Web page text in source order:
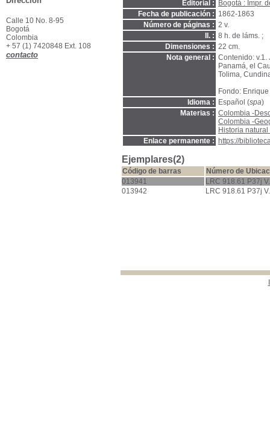
Editorial :
Bogotá : Impr.
Fecha de publicación : 1862-1863
Número de páginas : 2 v.
Il. : 8 h. de láms. ;
Dimensiones : 22 cm.
Nota general : Contenido: v.1.
Panamá, el
Tolima,
Fondo:
Idioma :
Español (spa)
Materias : Colombia -
Colombia -
Historia
Enlace permanente :
https://
Ejemplares(2)
Código de barras
Número de
013941
LRC 918.61 P37j
013942
LRC 918.61 P37j
Calle 10 No. 8-95
Bogotá
Colombia
+ 57 (1) 7420848 Ext. 108
contacto